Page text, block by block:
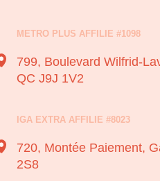
METRO PLUS AFFILIE #1098
799, Boulevard Wilfrid-
QC J9J 1V2
IGA EXTRA AFFILIE #8023
720, Montée Paiement,
2S8